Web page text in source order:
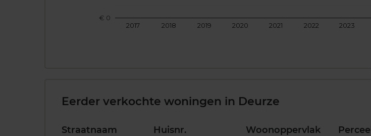
2017 2018 2019 2020 2021 2022 2023
€ 0
Eerder verkochte woningen in Deurze
Straatnaam Huisnr. Woonoppervlak Perceel